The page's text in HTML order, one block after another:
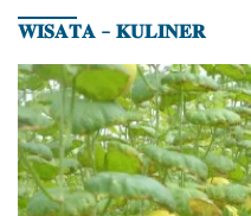
𝐖𝐈𝐒𝐀𝐓𝐀 – 𝐊𝐔𝐋𝐈𝐍𝐄𝐑